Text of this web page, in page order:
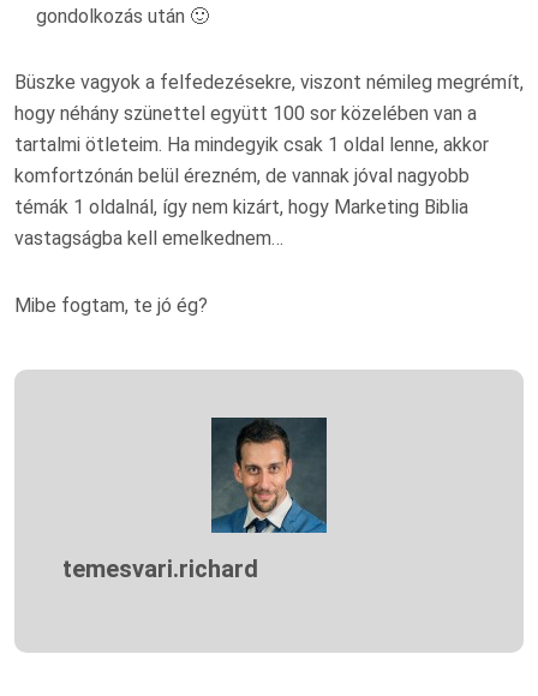
gondolkozás után 🙂
Büszke vagyok a felfedezésekre, viszont némileg megrémít,
hogy néhány szünettel együtt 100 sor közelében van a
tartalmi ötleteim. Ha mindegyik csak 1 oldal lenne, akkor
komfortzónán belül érezném, de vannak jóval nagyobb
témák 1 oldalnál, így nem kizárt, hogy Marketing Biblia
vastagságba kell emelkednem…
Mibe fogtam, te jó ég?
temesvari.richard